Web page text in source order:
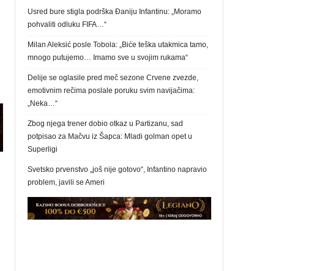
Usred bure stigla podrška Đaniju Infantinu: „Moramo
pohvaliti odluku FIFA…“
Milan Aleksić posle Tobola: „Biće teška utakmica tamo,
mnogo putujemo… Imamo sve u svojim rukama“
Delije se oglasile pred meč sezone Crvene zvezde,
emotivnim rečima poslale poruku svim navijačima:
„Neka…“
Zbog njega trener dobio otkaz u Partizanu, sad
potpisao za Mačvu iz Šapca: Mladi golman opet u
Superligi
Svetsko prvenstvo „još nije gotovo“, Infantino napravio
problem, javili se Ameri